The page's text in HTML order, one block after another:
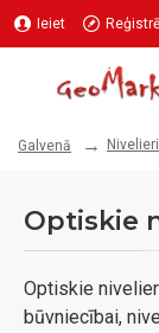
Ieiet
Galvenā Nivelieri
Optiskie
Optiskie
būvniecībai,